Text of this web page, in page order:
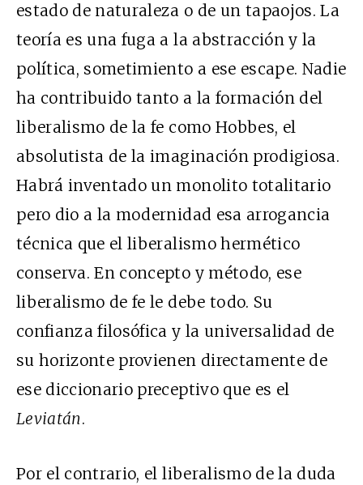
estado de naturaleza o de un tapaojos. La
teoría es una fuga a la abstracción y la
política, sometimiento a ese escape. Nadie
ha contribuido tanto a la formación del
liberalismo de la fe como Hobbes, el
absolutista de la imaginación prodigiosa.
Habrá inventado un monolito totalitario
pero dio a la modernidad esa arrogancia
técnica que el liberalismo hermético
conserva. En concepto y método, ese
liberalismo de fe le debe todo. Su
confianza filosófica y la universalidad de
su horizonte provienen directamente de
ese diccionario preceptivo que es el
Leviatán.
Por el contrario, el liberalismo de la duda